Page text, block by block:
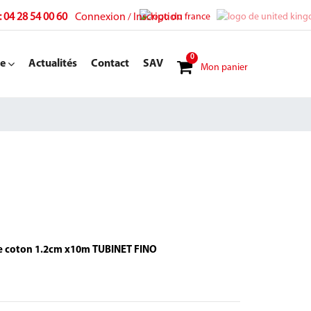
04 28 54 00 60 Connexion / Inscription
Actualités Contact SAV
0
Mon panier
Vente en ligne: Jersey tubulaire coton 1.2cm x10m TUBINET FINO